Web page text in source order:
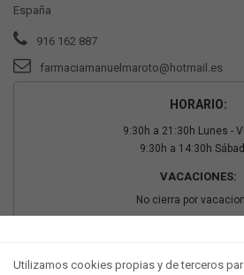
España
916 162 887
farmaciamanuelmaroto@hotmail.es
HORARIO:
9:30h a 21:30h Lunes -
9:30h a 14:30h
VACACIONES:
No cierra por
Utilizamos cookies propias y de terceros